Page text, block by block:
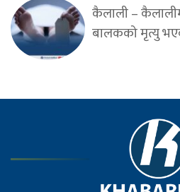
कैलाली –
बालकको मृत्यु